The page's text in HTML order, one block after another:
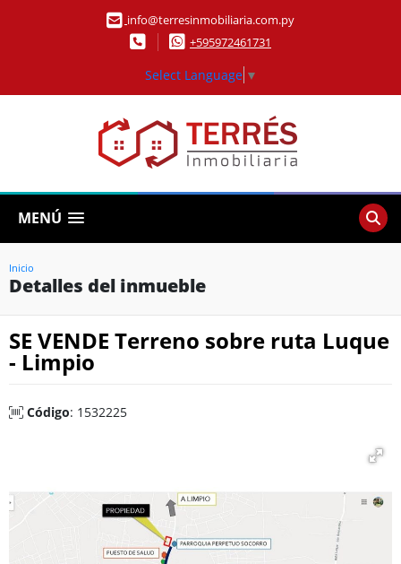
info@terresinmobiliaria.com.py
+595972461731
Select Language ▼
MENÚ
Inicio
Detalles del inmueble
SE VENDE Terreno sobre ruta Luque
- Limpio
Código: 1532225